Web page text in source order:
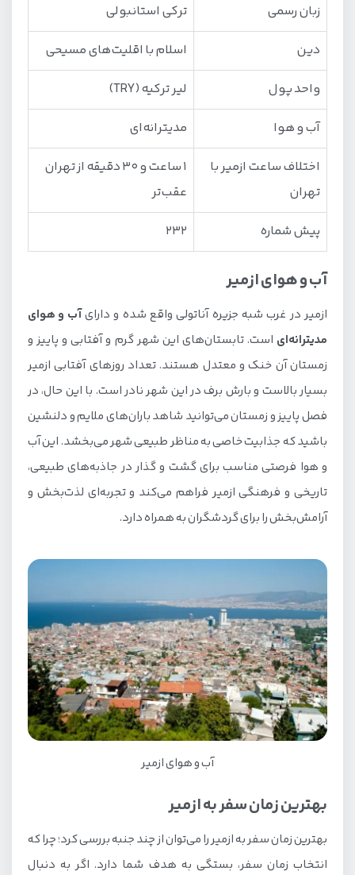
زبان رسمی
ترکی استانبولی
دین
اسلام با اقلیت‌های مسیحی
واحد پول
لیر ترکیه (TRY)
آب و هوا
مدیترانه‌ای
اختلاف ساعت ازمیر با
تهران
1 ساعت و 30 دقیقه از تهران
عقب‌تر
پیش شماره
232
آب و هوای ازمیر
ازمیر در غرب شبه جزیره آناتولی واقع شده و دارایآب و هوای
مدیترانه‌ای است. تابستان‌های این شهر گرم و آفتابی و پاییز و
زمستان آن خنک و معتدل هستند. تعداد روزهای آفتابی ازمیر
بسیار بالاست و بارش برف در این شهر نادر است. با این حال، در
فصل پاییز و زمستان می‌توانید شاهد باران‌های ملایم و دلنشین
باشید که جذابیت خاصی به مناظر طبیعی شهر می‌بخشد. این آب
و هوا فرصتی مناسب برای گشت‌ و گذار در جاذبه‌های طبیعی،
تاریخی و فرهنگی ازمیر فراهم می‌کند و تجربه‌ای لذت‌بخش و
آرامش‌بخش را برای گردشگران به همراه دارد.
آب و هوای ازمیر
بهترین زمان سفر به ازمیر
بهترین زمان سفر به ازمیر را می‌توان از چند جنبه بررسی کرد؛ چرا که
انتخاب زمان سفر، بستگی به هدف شما دارد. اگر به دنبال